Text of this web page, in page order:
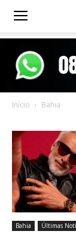
Notícias
Início Bahia
Bahia Últimas